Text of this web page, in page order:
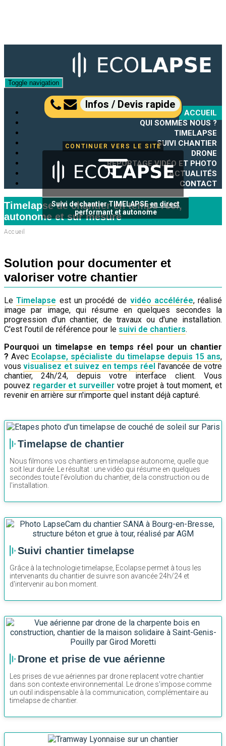
Toggle navigation
ACCUEIL
QUI SOMMES NOUS ?
TIMELAPSE
SUIVI CHANTIER
DRONE
REPORTAGE VIDÉO ET PHOTO
ACTUALITÉS
CONTACT
CONTINUER VERS LE SITE
Suivi de chantier TIMELAPSEen direct
performant et autonome
Infos / Devis rapide
Timelapse de chantier en temps réel,
autonome et sur mesure
Accueil
Solution pour documenter et
valoriser votre chantier
LeTimelapse est un procédé de vidéo accélérée, réalisé
image par image, qui résume en quelques secondes la
progression d'un chantier, de travaux ou d'une installation.
C'est l'outil de référence pour le suivi de chantiers.
Pourquoi un timelapse en temps réel pour un chantier
? Avec Ecolapse, spécialiste du timelapse depuis 15 ans,
vousvisualisez et suivez en temps réel l'avancée de votre
chantier, 24h/24, depuis votre interface client. Vous
pouvez regarder et surveiller votre projet à tout moment, et
revenir en arrière sur n'importe quel instant déjà capturé.
Timelapse de chantier
Nous filmons vos chantiers en timelapse autonome, quelle que
soit leur durée. Le résultat : une vidéo qui résume en quelques
secondes toute l'évolution du chantier, de la construction ou de
l'installation.
Suivi chantier timelapse
Grâce à la technologie timelapse, Ecolapse permet à tous les
intervenants du chantier de suivre son avancée 24h/24 et
d'intervenir au bon moment.
Drone et prise de vue aérienne
Les prises de vue aériennes par drone replacent votre chantier
dans son contexte environnemental. Le drone s'impose comme
un outil indispensable à la communication, complémentaire au
timelapse de chantier.